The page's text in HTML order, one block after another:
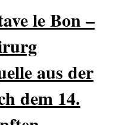
le Bon –
aus der
dem 14.